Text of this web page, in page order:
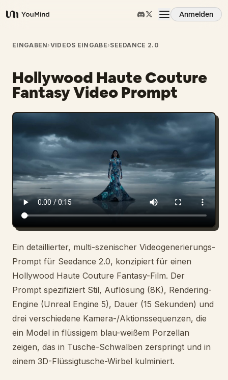
YouMind
Anmelden
Übersicht
Anwendungsfälle
Fähigkeiten
Prompts
Preise
Download
Blog
Updates
EINGABEN›VIDEOS EINGABE›SEEDANCE 2.0
Hollywood Haute Couture
Fantasy Video Prompt
Ein detaillierter, multi-szenischer Videogenerierungs-
Prompt für Seedance 2.0, konzipiert für einen
Hollywood Haute Couture Fantasy-Film. Der
Prompt spezifiziert Stil, Auflösung (8K), Rendering-
Engine (Unreal Engine 5), Dauer (15 Sekunden) und
drei verschiedene Kamera-/Aktionssequenzen, die
ein Model in flüssigem blau-weißem Porzellan
zeigen, das in Tusche-Schwalben zerspringt und in
einem 3D-Flüssigtusche-Wirbel kulminiert.